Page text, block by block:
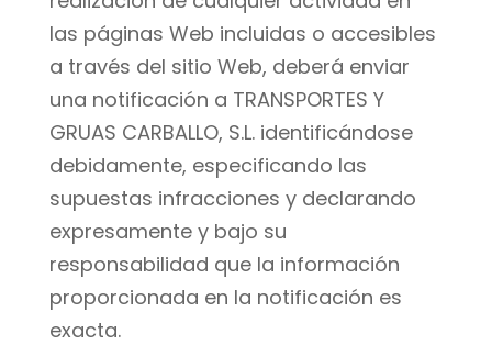
las páginas Web incluidas o accesibles
a través del sitio Web, deberá enviar
una notificación a TRANSPORTES Y
GRUAS CARBALLO, S.L. identificándose
debidamente, especificando las
supuestas infracciones y declarando
expresamente y bajo su
responsabilidad que la información
proporcionada en la notificación es
exacta.